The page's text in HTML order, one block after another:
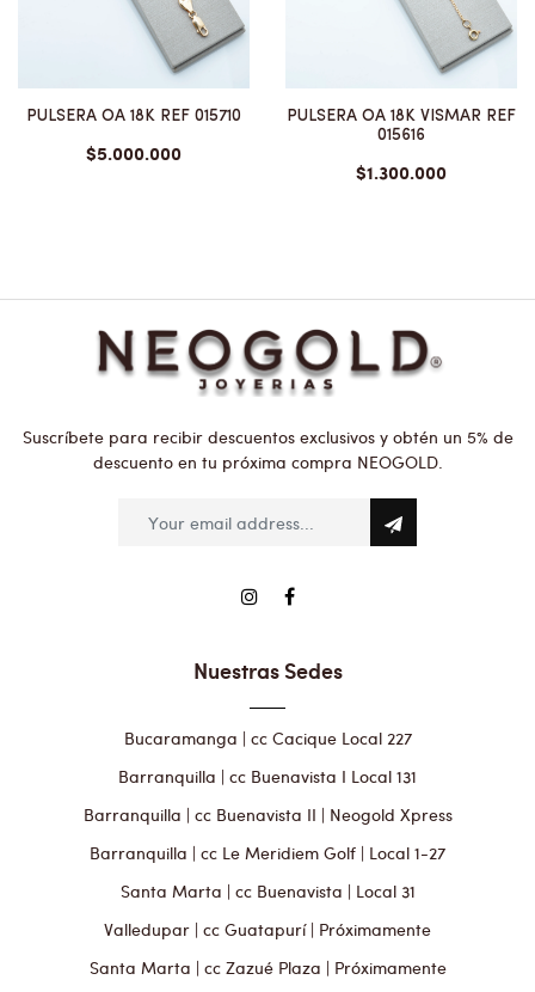
PULSERA OA 18K REF 015710
$5.000.000
PULSERA OA 18K VISMAR REF
015616
$1.300.000
Suscríbete para recibir descuentos exclusivos y obtén un 5% de
descuento en tu próxima compra NEOGOLD.
Nuestras Sedes
Bucaramanga | cc Cacique Local 227
Barranquilla | cc Buenavista I Local 131
Barranquilla | cc Buenavista II | Neogold Xpress
Barranquilla | cc Le Meridiem Golf | Local 1-27
Santa Marta | cc Buenavista | Local 31
Valledupar | cc Guatapurí | Próximamente
Santa Marta | cc Zazué Plaza | Próximamente